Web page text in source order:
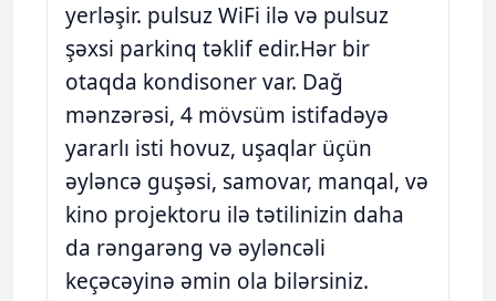
yerləşir. pulsuz WiFi ilə və pulsuz
şəxsi parkinq təklif edir.Hər bir
otaqda kondisoner var. Dağ
mənzərəsi, 4 mövsüm istifadəyə
yararlı isti hovuz, uşaqlar üçün
əyləncə guşəsi, samovar, manqal, və
kino projektoru ilə tətilinizin daha
da rəngarəng və əyləncəli
keçəcəyinə əmin ola bilərsiniz.